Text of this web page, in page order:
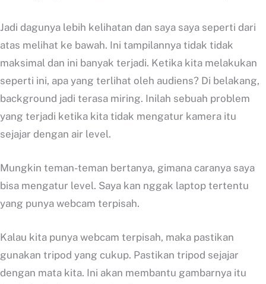
Jadi dagunya lebih kelihatan dan saya saya seperti dari
atas melihat ke bawah. Ini tampilannya tidak tidak
maksimal dan ini banyak terjadi. Ketika kita melakukan
seperti ini, apa yang terlihat oleh audiens? Di belakang,
background jadi terasa miring. Inilah sebuah problem
yang terjadi ketika kita tidak mengatur kamera itu
sejajar dengan air level.
Mungkin teman-teman bertanya, gimana caranya saya
bisa mengatur level. Saya kan nggak laptop tertentu
yang punya webcam terpisah.
Kalau kita punya webcam terpisah, maka pastikan
gunakan tripod yang cukup. Pastikan tripod sejajar
dengan mata kita. Ini akan membantu gambarnya itu